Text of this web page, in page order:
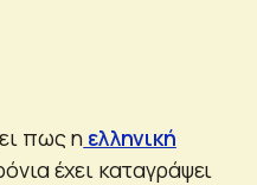
πως η ελληνική
έχει καταγράψει